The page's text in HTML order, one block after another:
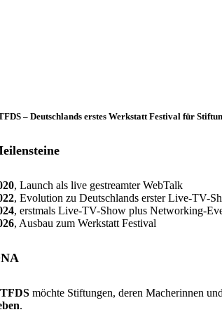
– Deutschlands erstes Werkstatt Festival für
, Launch als live gestreamter WebTalk
, Evolution zu Deutschlands erster Live-TV-
, erstmals Live-TV-Show plus Networking-
, Ausbau zum Werkstatt Festival
möchte Stiftungen, deren Macherinnen
.